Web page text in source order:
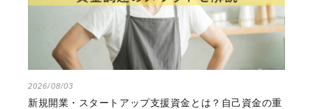
2026/08/03
新規開業・スタートアップ支援資金とは？自己資金の重